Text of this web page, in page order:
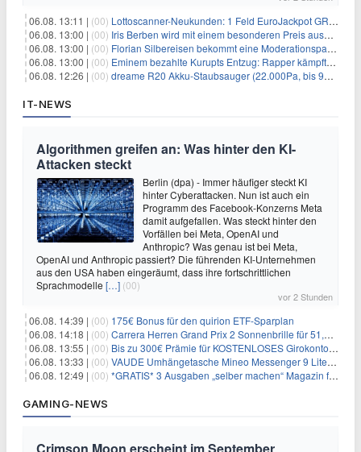
06.08. 13:11 | (00) Lottoscanner-Neukunden: 1 Feld EuroJackpot GRATIS spielen
06.08. 13:00 | (00) Iris Berben wird mit einem besonderen Preis ausgezeichnet
06.08. 13:00 | (00) Florian Silbereisen bekommt eine Moderationspartnerin
06.08. 13:00 | (00) Eminem bezahlte Kurupts Entzug: Rapper kämpfte gegen lebensbedrohliche Alkoholsucht
06.08. 12:26 | (00) dreame R20 Akku-Staubsauger (22.000Pa, bis 90 Min. Laufzeit) für 169€
IT-NEWS
Algorithmen greifen an: Was hinter den KI-
Attacken steckt
Berlin (dpa) - Immer häufiger steckt KI
hinter Cyberattacken. Nun ist auch ein
Programm des Facebook-Konzerns Meta
damit aufgefallen. Was steckt hinter den
Vorfällen bei Meta, OpenAI und
Anthropic? Was genau ist bei Meta,
OpenAI und Anthropic passiert? Die führenden KI-Unternehmen
aus den USA haben eingeräumt, dass ihre fortschrittlichen
Sprachmodelle […] (00)
vor 2 Stunden
06.08. 14:39 | (00) 175€ Bonus für den quirion ETF-Sparplan
06.08. 14:18 | (00) Carrera Herren Grand Prix 2 Sonnenbrille für 51,55€
06.08. 13:55 | (00) Bis zu 300€ Prämie für KOSTENLOSES Girokonto bei der Santander – 50€ schon nach 1 Woche!
06.08. 13:33 | (00) VAUDE Umhängetasche Mineo Messenger 9 Liter für 26,89€
06.08. 12:49 | (00) *GRATIS* 3 Ausgaben „selber machen“ Magazin für 0€ (statt 13,35€)
GAMING-NEWS